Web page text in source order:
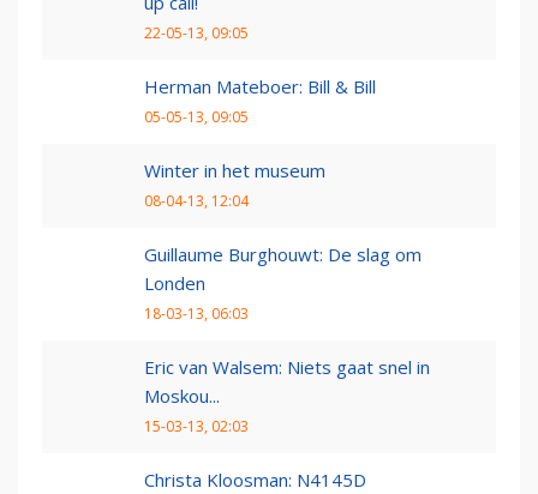
22-05-13, 09:05
Herman Mateboer: Bill & Bill
05-05-13, 09:05
Winter in het museum
08-04-13, 12:04
Guillaume Burghouwt: De slag om
Londen
18-03-13, 06:03
Eric van Walsem: Niets gaat snel in
Moskou...
15-03-13, 02:03
Christa Kloosman: N4145D